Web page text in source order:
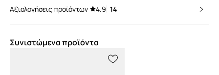
Αξιολογήσεις προϊόντων 4.9 14
Συνιστώμενα προϊόντα